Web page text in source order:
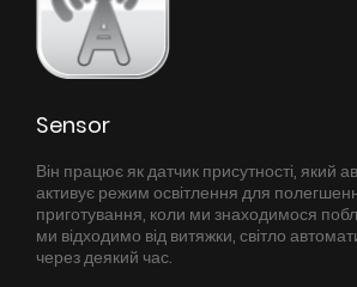
Sensor
Він працює як датчик присутності, який
активує режим освітлення для
приготування, коли ми знаходимося
ми відходимо від витяжки, світло
через деякий час.